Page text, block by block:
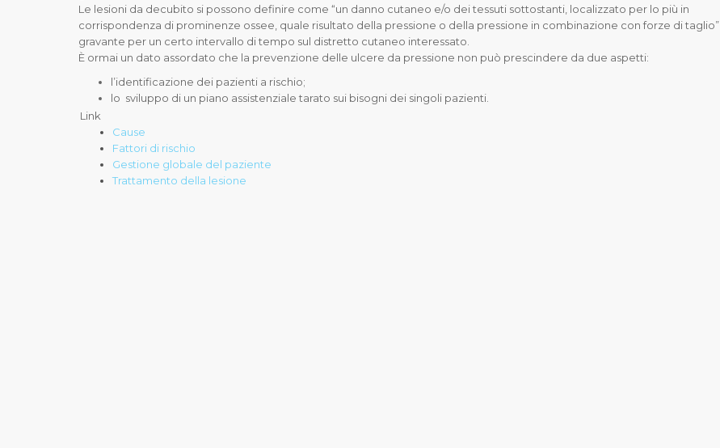
Le lesioni da decubito si possono definire come “un danno cutaneo e/o dei tessuti sottostanti, localizzato per lo più in
corrispondenza di prominenze ossee, quale risultato della pressione o della pressione in combinazione con forze di taglio”
gravante per un certo intervallo di tempo sul distretto cutaneo interessato.
È ormai un dato assordato che la prevenzione delle ulcere da pressione non può prescindere da due aspetti:
l’identificazione dei pazienti a rischio;
lo sviluppo di un piano assistenziale tarato sui bisogni dei singoli pazienti.
Link
Cause
Fattori di rischio
Gestione globale del paziente
Trattamento della lesione